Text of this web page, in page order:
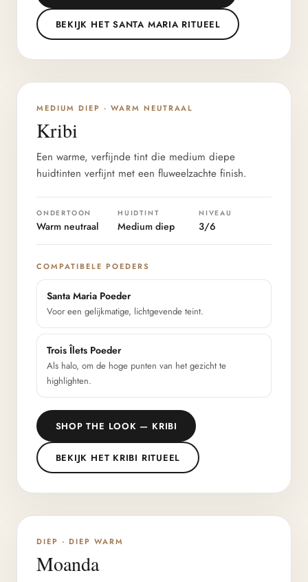
BEKIJK HET SANTA MARIA RITUEEL
DIEPTE 3/6
MEDIUM DIEP · WARM NEUTRAAL
Kribi
Een warme, verfijnde tint die medium diepe
huidtinten verfijnt met een fluweelzachte finish.
ONDERTOON
Warm neutraal
HUIDTINT
Medium diep
NIVEAU
3/6
COMPATIBELE POEDERS
Santa Maria Poeder
Voor een gelijkmatige, lichtgevende teint.
Trois Îlets Poeder
Als halo, om de hoge punten van het gezicht te
highlighten.
SHOP THE LOOK — KRIBI
BEKIJK HET KRIBI RITUEEL
DIEPTE 4/6
DIEP · DIEP WARM
Moanda